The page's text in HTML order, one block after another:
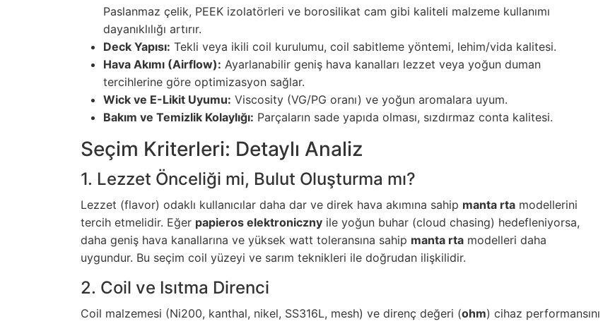
Paslanmaz çelik, PEEK izolatörleri ve borosilikat cam gibi kaliteli malzeme kullanımı
dayanıklılığı artırır.
Deck Yapısı: Tekli veya ikili coil kurulumu, coil sabitleme yöntemi, lehim/vida kalitesi.
Hava Akımı (Airflow): Ayarlanabilir geniş hava kanalları lezzet veya yoğun duman
tercihlerine göre optimizasyon sağlar.
Wick ve E-Likit Uyumu: Viscosity (VG/PG oranı) ve yoğun aromalara uyum.
Bakım ve Temizlik Kolaylığı: Parçaların sade yapıda olması, sızdırmaz conta kalitesi.
Seçim Kriterleri: Detaylı Analiz
1. Lezzet Önceliği mi, Bulut Oluşturma mı?
Lezzet (flavor) odaklı kullanıcılar daha dar ve direk hava akımına sahip manta rta modellerini
tercih etmelidir. Eğer papieros elektroniczny ile yoğun buhar (cloud chasing) hedefleniyorsa,
daha geniş hava kanallarına ve yüksek watt toleransına sahip manta rta modelleri daha
uygundur. Bu seçim coil yüzeyi ve sarım teknikleri ile doğrudan ilişkilidir.
2. Coil ve Isıtma Direnci
Coil malzemesi (Ni200, kanthal, nikel, SS316L, mesh) ve direnç değeri (ohm) cihaz performansını